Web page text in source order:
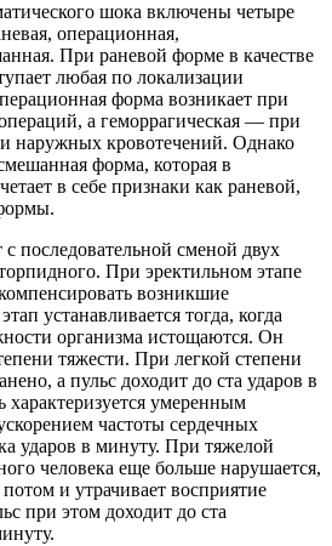
шока включены четыре
операционная,
При раневой форме в качестве
любая по локализации
форма возникает при
а геморрагическая — при
наружных кровотечений. Однако
форма, которая в
в себе признаки как раневой,
с последовательной сменой двух
При эректильном этапе
возникшие
устанавливается тогда, когда
организма истощаются. Он
тяжести. При легкой степени
а пульс доходит до ста ударов в
характеризуется умеренным
частоты сердечных
ударов в минуту. При тяжелой
человека еще больше нарушается,
и утрачивает восприятие
при этом доходит до ста